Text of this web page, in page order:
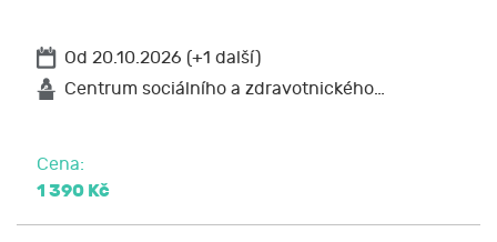
Od 20.10.2026 (+1 další)
Centrum sociálního a zdravotnického…
Cena:
1 390 Kč